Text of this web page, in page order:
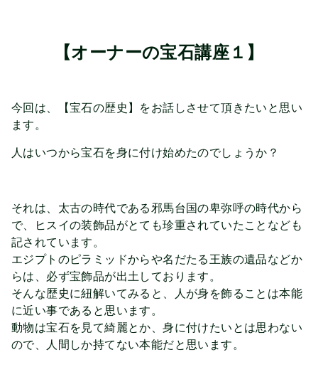
【オーナーの宝石講座１】
今回は、【宝石の歴史】をお話しさせて頂きたいと思い
ます。
人はいつから宝石を身に付け始めたのでしょうか？
それは、太古の時代である邪馬台国の卑弥呼の時代から
で、ヒスイの装飾品がとても珍重されていたことなども
記されています。
エジプトのピラミッドからや名だたる王族の遺品などか
らは、必ず宝飾品が出土しております。
そんな歴史に紐解いてみると、人が身を飾ることは本能
に近い事であると思います。
動物は宝石を見て綺麗とか、身に付けたいとは思わない
ので、人間しか持てない本能だと思います。